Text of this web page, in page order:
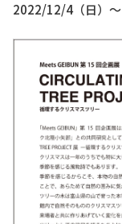
2022/12/4（日）〜